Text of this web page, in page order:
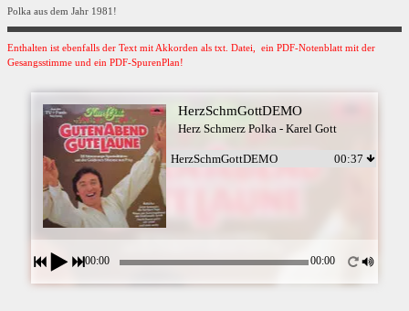
Polka aus dem Jahr 1981!
Enthalten ist ebenfalls der Text mit Akkorden als txt. Datei, ein PDF-Notenblatt mit der
Gesangsstimme und ein PDF-SpurenPlan!
HerzSchmGottDEMO
Herz Schmerz Polka - Karel Gott
HerzSchmGottDEMO 00:37
00:00 00:00